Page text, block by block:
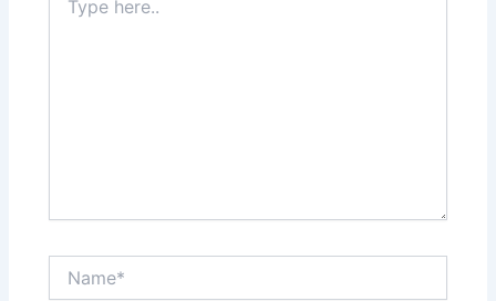
here..